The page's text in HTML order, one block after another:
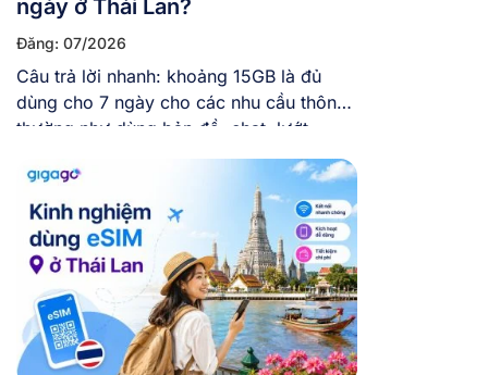
ngày ở Thái Lan?
Đăng: 07/2026
Câu trả lời nhanh: khoảng 15GB là đủ
dùng cho 7 ngày cho các nhu cầu thông
thường như dùng bản đồ, chat, lướt
mạng xã hội, chụp ảnh đăng story vừa
phải. Còn nếu bạn vừa đi vừa làm việc
online, hay thường xuyên gọi video và
xem phim trực tuyến, thì nên chọn […]